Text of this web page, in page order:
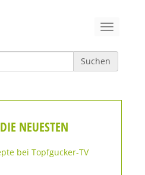
Suchen
DIE NEUESTEN